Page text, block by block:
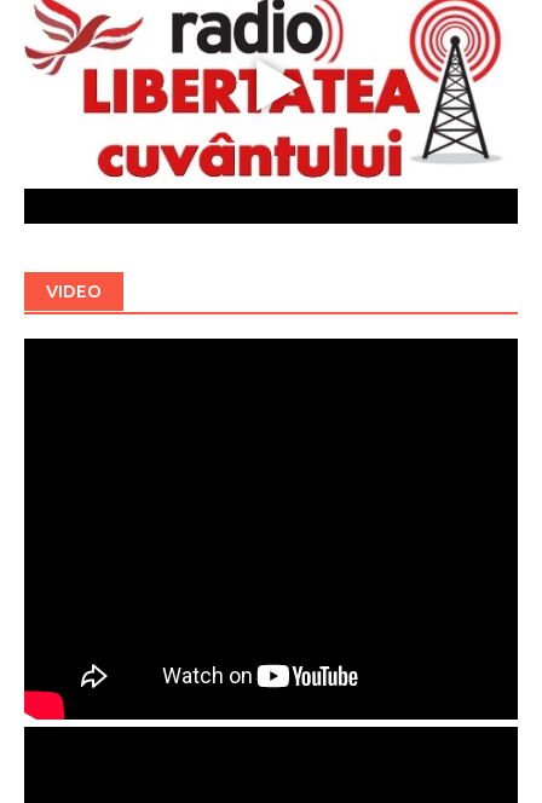
VIDEO